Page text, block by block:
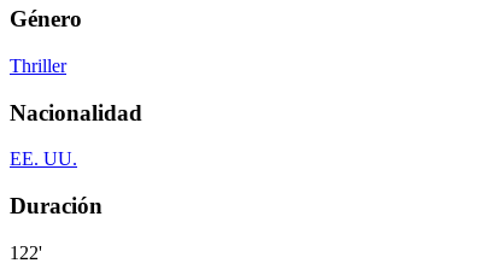
Género
Thriller
Nacionalidad
EE. UU.
Duración
122'